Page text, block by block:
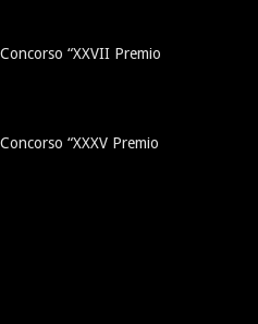
“XXVII Premio
“XXXV Premio